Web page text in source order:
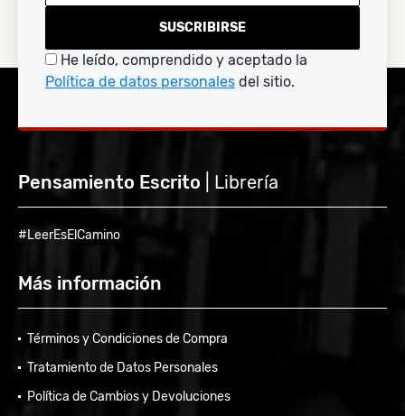
SUSCRIBIRSE
He leído, comprendido y aceptado la
Política de datos personales del sitio.
Pensamiento Escrito | Librería
#LeerEsElCamino
Más información
Términos y Condiciones de Compra
Tratamiento de Datos Personales
Política de Cambios y Devoluciones